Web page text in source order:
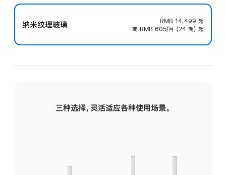
纳米纹理玻璃 RMB 14,499 起
或 RMB 605/月 (24 期) 起
三种选择，灵活适应各种使用场景。